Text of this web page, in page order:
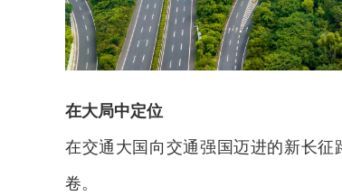
在大局中定位
在交通大国向交通强国迈进的新长
卷。